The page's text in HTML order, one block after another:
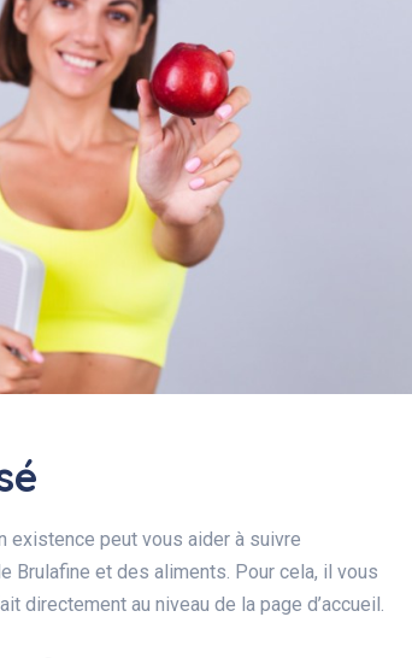
existence peut vous aider à suivre
et des aliments. Pour cela, il vous
directement au niveau de la page d’accueil.